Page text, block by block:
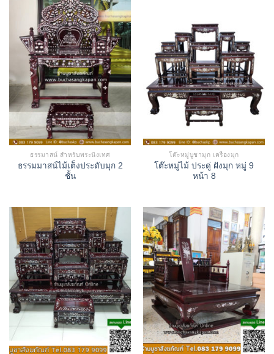
ธรรมาสน์ สำหรับพระนั่งเทศ
ธรรมมาสน์ไม้เต็งประดับมุก 2
ชั้น
โต๊ะหมู่บูชามุก เครื่องมุก
โต๊ะหมู่ไม้ ประดู่ ฝังมุก หมู่ 9
หน้า 8